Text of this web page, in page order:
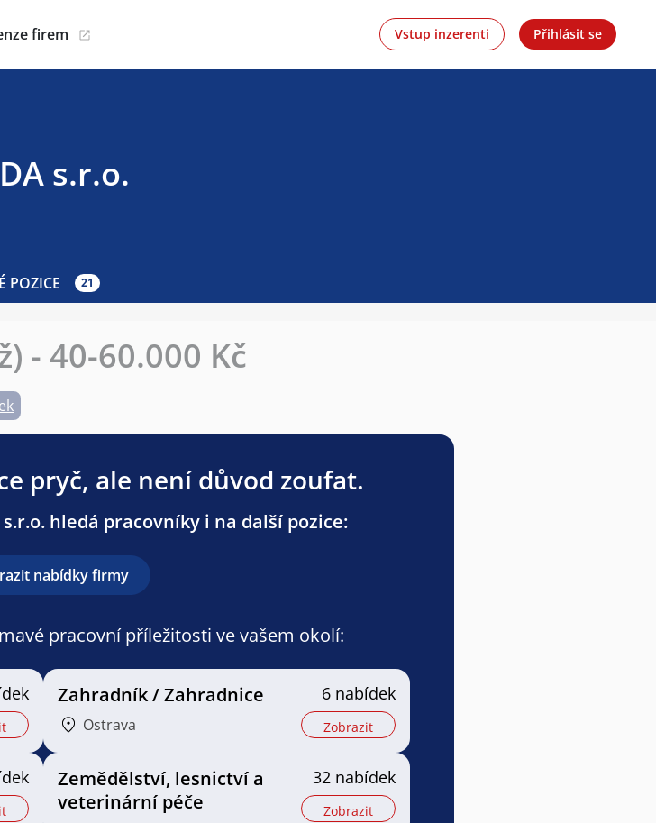
firem Vstup inzerenti Přihlásit se
s.r.o.
POZICE 21
- 40-60.000 Kč
pryč, ale není důvod zoufat.
s.r.o. hledá pracovníky i na další pozice:
nabídky firmy
pracovní příležitosti ve vašem okolí:
Zahradník / Zahradnice
Ostrava
6 nabídek
Zobrazit
Zemědělství, lesnictví a
veterinární péče
32 nabídek
Zobrazit